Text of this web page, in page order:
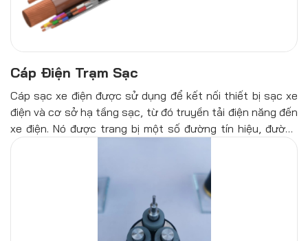
Cáp Điện Trạm Sạc
Cáp sạc xe điện được sử dụng để kết nối thiết bị sạc xe
điện và cơ sở hạ tầng sạc, từ đó truyền tải điện năng đến
xe điện. Nó được trang bị một số đường tín hiệu, đường
điều khiển, đường phụ trợ nguồn,.... nhất định để đảm bảo
trình sạc. Cáp sạc thường được sử dụng trong trạm sạc,
bãi đỗ xe, khách sạn, khu dân cư, nhà để xe và các khu
vực khác. Cáp sạc di động có thể được đặt bên trong xe.